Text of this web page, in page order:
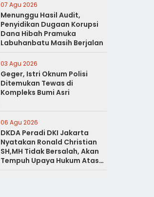
07 Agu 2026
Menunggu Hasil Audit,
Penyidikan Dugaan Korupsi
Dana Hibah Pramuka
Labuhanbatu Masih Berjalan
03 Agu 2026
Geger, Istri Oknum Polisi
Ditemukan Tewas di
Kompleks Bumi Asri
06 Agu 2026
DKDA Peradi DKI Jakarta
Nyatakan Ronald Christian
SH,MH Tidak Bersalah, Akan
Tempuh Upaya Hukum Atas
Pemberitaan Yang Tidak